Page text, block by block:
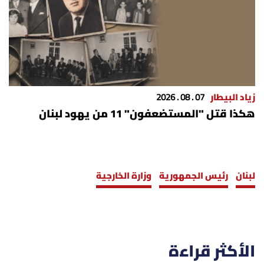
زياد البيطار 07 . 08 . 2026
هكذا قتل "المستضعفون" 11 من يهود لبنان
لبنان رئيس الجمهورية وزارة الخارجية
الأكثر قراءة